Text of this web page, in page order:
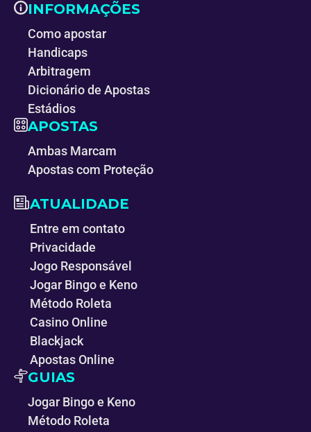
INFORMAÇÕES
Como apostar
Handicaps
Arbitragem
Dicionário de Apostas
Estádios
APOSTAS
Ambas Marcam
Apostas com Proteção
ATUALIDADE
Entre em contato
Privacidade
Jogo Responsável
Jogar Bingo e Keno
Método Roleta
Casino Online
Blackjack
Apostas Online
GUIAS
Jogar Bingo e Keno
Método Roleta